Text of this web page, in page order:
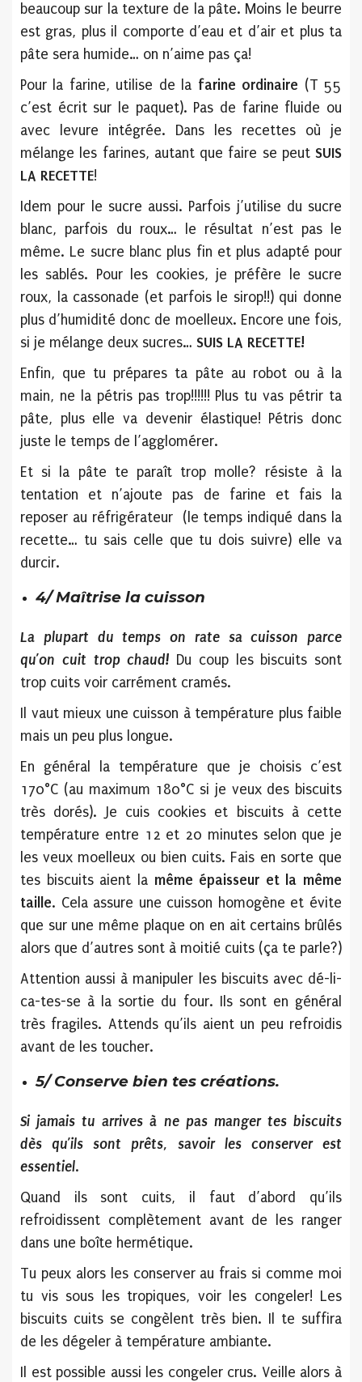
beaucoup sur la texture de la pâte. Moins le beurre
est gras, plus il comporte d’eau et d’air et plus ta
pâte sera humide… on n’aime pas ça!
Pour la farine, utilise de la farine ordinaire (T 55
c’est écrit sur le paquet). Pas de farine fluide ou
avec levure intégrée. Dans les recettes où je
mélange les farines, autant que faire se peut SUIS
LA RECETTE!
Idem pour le sucre aussi. Parfois j’utilise du sucre
blanc, parfois du roux… le résultat n’est pas le
même. Le sucre blanc plus fin et plus adapté pour
les sablés. Pour les cookies, je préfère le sucre
roux, la cassonade (et parfois le sirop!!) qui donne
plus d’humidité donc de moelleux. Encore une fois,
si je mélange deux sucres… SUIS LA RECETTE!
Enfin, que tu prépares ta pâte au robot ou à la
main, ne la pétris pas trop!!!!!! Plus tu vas pétrir ta
pâte, plus elle va devenir élastique! Pétris donc
juste le temps de l’agglomérer.
Et si la pâte te paraît trop molle? résiste à la
tentation et n’ajoute pas de farine et fais la
reposer au réfrigérateur (le temps indiqué dans la
recette… tu sais celle que tu dois suivre) elle va
durcir.
4/ Maîtrise la cuisson
La plupart du temps on rate sa cuisson parce
qu’on cuit trop chaud! Du coup les biscuits sont
trop cuits voir carrément cramés.
Il vaut mieux une cuisson à température plus faible
mais un peu plus longue.
En général la température que je choisis c’est
170°C (au maximum 180°C si je veux des biscuits
très dorés). Je cuis cookies et biscuits à cette
température entre 12 et 20 minutes selon que je
les veux moelleux ou bien cuits. Fais en sorte que
tes biscuits aient la même épaisseur et la même
taille. Cela assure une cuisson homogène et évite
que sur une même plaque on en ait certains brûlés
alors que d’autres sont à moitié cuits (ça te parle?)
Attention aussi à manipuler les biscuits avec dé-li-
ca-tes-se à la sortie du four. Ils sont en général
très fragiles. Attends qu’ils aient un peu refroidis
avant de les toucher.
5/ Conserve bien tes créations.
Si jamais tu arrives à ne pas manger tes biscuits
dès qu’ils sont prêts, savoir les conserver est
essentiel.
Quand ils sont cuits, il faut d’abord qu’ils
refroidissent complètement avant de les ranger
dans une boîte hermétique.
Tu peux alors les conserver au frais si comme moi
tu vis sous les tropiques, voir les congeler! Les
biscuits cuits se congèlent très bien. Il te suffira
de les dégeler à température ambiante.
Il est possible aussi les congeler crus. Veille alors à